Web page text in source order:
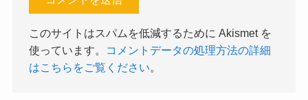
このサイトはスパムを低減するために Akismet を
使っています。
コメントデータの処理方法の詳細
はこちらをご覧ください。